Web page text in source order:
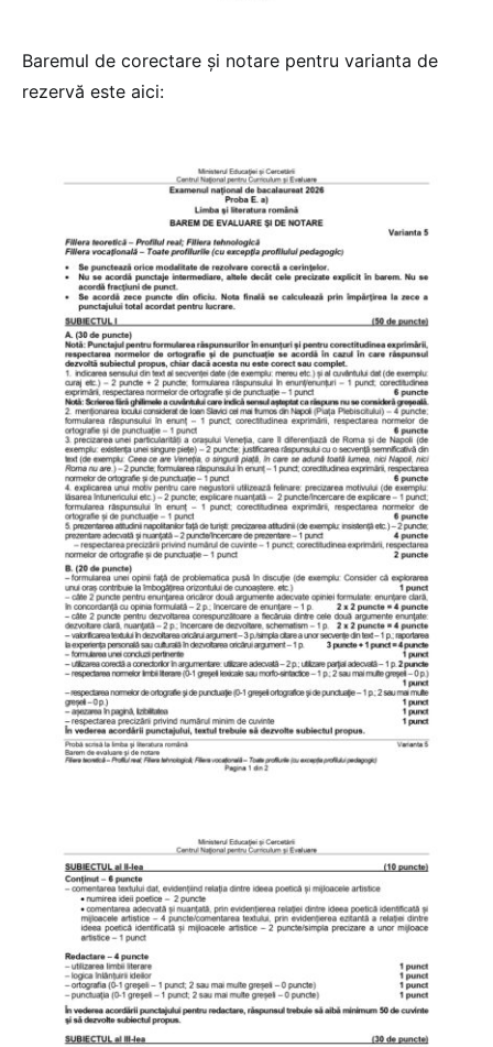
Baremul de corectare și notare pentru varianta de
rezervă este aici: